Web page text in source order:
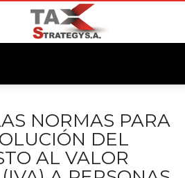
NORMAS PARA
DEL
AL VALOR